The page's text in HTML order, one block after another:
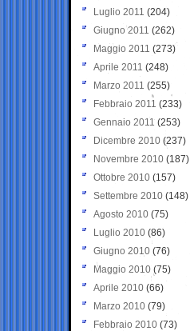
Luglio 2011 (204)
Giugno 2011 (262)
Maggio 2011 (273)
Aprile 2011 (248)
Marzo 2011 (255)
Febbraio 2011 (233)
Gennaio 2011 (253)
Dicembre 2010 (237)
Novembre 2010 (187)
Ottobre 2010 (157)
Settembre 2010 (148)
Agosto 2010 (75)
Luglio 2010 (86)
Giugno 2010 (76)
Maggio 2010 (75)
Aprile 2010 (66)
Marzo 2010 (79)
Febbraio 2010 (73)